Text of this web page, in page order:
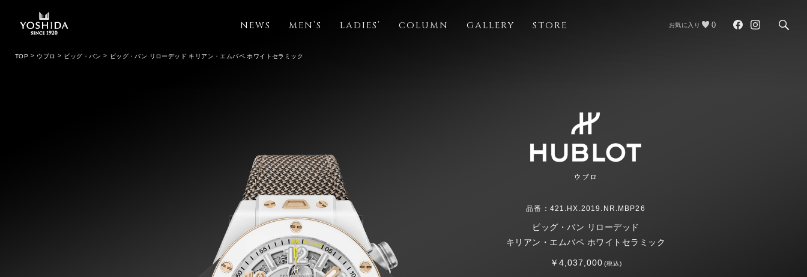
NEWS MEN’S LADIES’ COLUMN GALLERY STORE お気に入り 0
ウブロ
品番：421.HX.2019.NR.MBP26
ビッグ・バン リローデッド
キリアン・エムバペ ホワイトセラミック
￥4,037,000(税込)
TOP ウブロ ビッグ・バン ビッグ・バン リローデッド キリアン・エムバペ ホワイトセラミック